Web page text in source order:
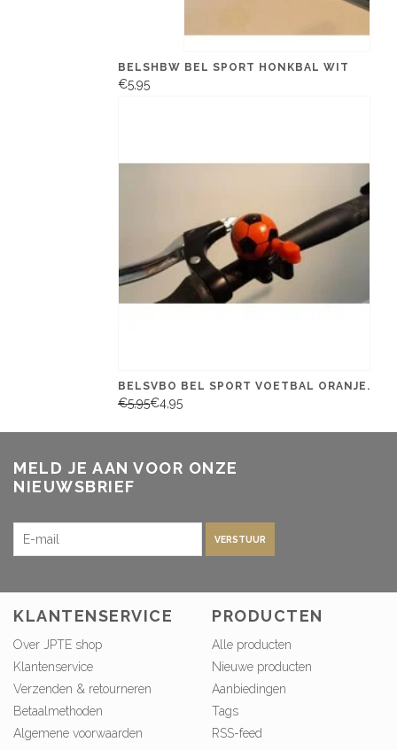
BELSHBW BEL SPORT HONKBAL WIT
€5,95
BELSVBO BEL SPORT VOETBAL ORANJE.
€5,95€4,95
MELD JE AAN VOOR ONZE
NIEUWSBRIEF
VERSTUUR
KLANTENSERVICE
Over JPTE shop
Klantenservice
Verzenden & retourneren
Betaalmethoden
Algemene voorwaarden
PRODUCTEN
Alle producten
Nieuwe producten
Aanbiedingen
Tags
RSS-feed